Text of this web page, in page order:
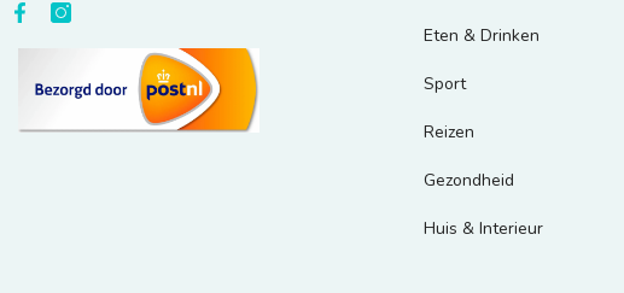
Eten & Drinken
Sport
Reizen
Gezondheid
Huis & Interieur